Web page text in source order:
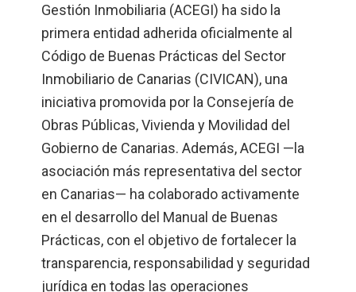
Gestión Inmobiliaria (ACEGI) ha sido la
primera entidad adherida oficialmente al
Código de Buenas Prácticas del Sector
Inmobiliario de Canarias (CIVICAN), una
iniciativa promovida por la Consejería de
Obras Públicas, Vivienda y Movilidad del
Gobierno de Canarias. Además, ACEGI —la
asociación más representativa del sector
en Canarias— ha colaborado activamente
en el desarrollo del Manual de Buenas
Prácticas, con el objetivo de fortalecer la
transparencia, responsabilidad y seguridad
jurídica en todas las operaciones